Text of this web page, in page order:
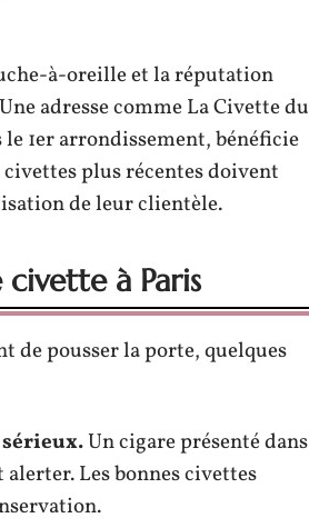
à-oreille et la réputation
adresse comme La Civette du
1er arrondissement, bénéficie
plus récentes doivent
de leur clientèle.
à Paris
de pousser la porte, quelques
Un cigare présenté dans
Les bonnes civettes